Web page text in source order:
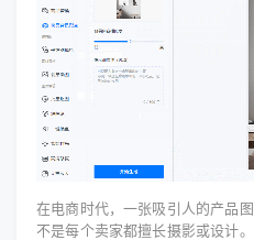
在电商时代，一张吸引人的产品
不是每个卖家都擅长摄影或设计